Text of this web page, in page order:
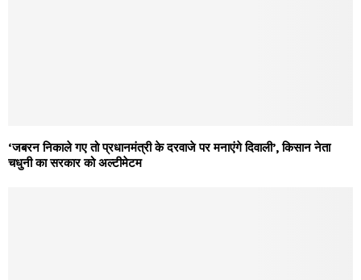
‘जबरन निकाले गए तो प्रधानमंत्री के दरवाजे पर मनाएंगे दिवाली’, किसान नेता
चधुनी का सरकार को अल्टीमेटम